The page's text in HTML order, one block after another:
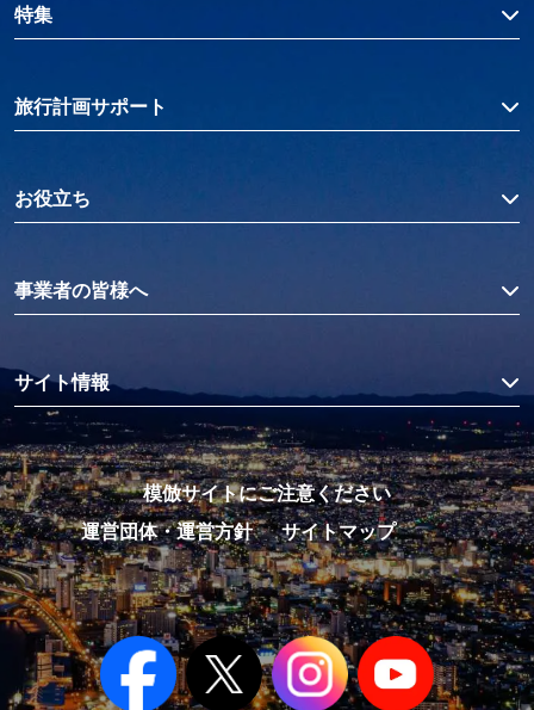
特集
旅行計画サポート
お役立ち
事業者の皆様へ
サイト情報
模倣サイトにご注意ください
運営団体・運営方針
サイトマップ